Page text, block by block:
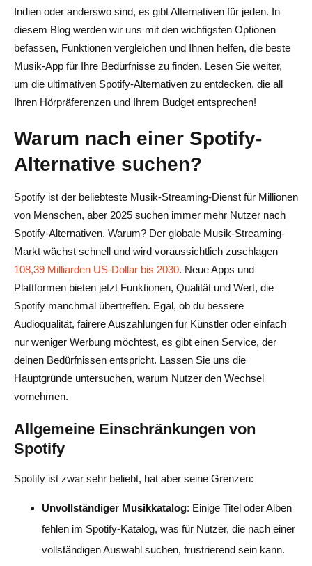
Wie Plattformen Künstler unterstützen
Spotify-Alternativen für spezifische Bedürfnisse
Kostenlose Spotify-Alternativen (einschließlich der Top-
Tipps von Reddit)
Am besten für Schüler und Schulen
Häufig gestellte Fragen zu Shopify-Alternativen
Was ist die beste Alternative zu Spotify?
Gibt es ein kostenloses Äquivalent von Spotify?
Kann ich Spotify bekommen, ohne zu bezahlen?
Welche Musik-App ist die beste und kostenlose?
Ist Tidal besser als Spotify?
Indien oder anderswo sind, es gibt Alternativen für jeden. In
diesem Blog werden wir uns mit den wichtigsten Optionen
befassen, Funktionen vergleichen und Ihnen helfen, die beste
Musik-App für Ihre Bedürfnisse zu finden. Lesen Sie weiter,
um die ultimativen Spotify-Alternativen zu entdecken, die all
Ihren Hörpräferenzen und Ihrem Budget entsprechen!
Warum nach einer Spotify-
Alternative suchen?
Spotify ist der beliebteste Musik-Streaming-Dienst für Millionen
von Menschen, aber 2025 suchen immer mehr Nutzer nach
Spotify-Alternativen. Warum? Der globale Musik-Streaming-
Markt wächst schnell und wird voraussichtlich zuschlagen
108,39 Milliarden US-Dollar bis 2030. Neue Apps und
Plattformen bieten jetzt Funktionen, Qualität und Wert, die
Spotify manchmal übertreffen. Egal, ob du bessere
Audioqualität, fairere Auszahlungen für Künstler oder einfach
nur weniger Werbung möchtest, es gibt einen Service, der
deinen Bedürfnissen entspricht. Lassen Sie uns die
Hauptgründe untersuchen, warum Nutzer den Wechsel
vornehmen.
Allgemeine Einschränkungen von
Spotify
Spotify ist zwar sehr beliebt, hat aber seine Grenzen:
Unvollständiger Musikkatalog: Einige Titel oder Alben
fehlen im Spotify-Katalog, was für Nutzer, die nach einer
vollständigen Auswahl suchen, frustrierend sein kann.